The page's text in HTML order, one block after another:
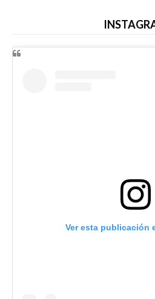
Ver esta publicación